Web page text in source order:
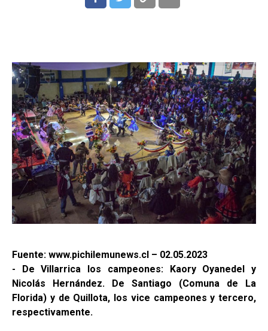
Fuente: www.pichilemunews.cl – 02.05.2023
- De Villarrica los campeones: Kaory Oyanedel y
Nicolás Hernández. De Santiago (Comuna de La
Florida) y de Quillota, los vice campeones y tercero,
respectivamente.